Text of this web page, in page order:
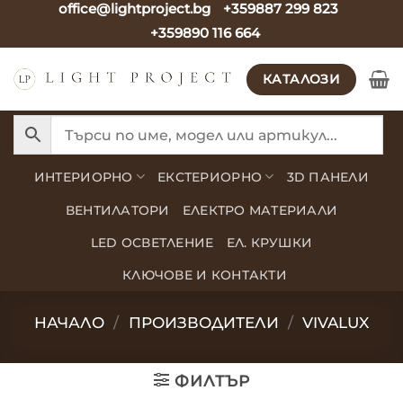
office@lightproject.bg
+359887 299 823
+359890 116 664
КАТАЛОЗИ
ИНТЕРИОРНО ЕКСТЕРИОРНО 3D ПАНЕЛИ
ВЕНТИЛАТОРИ ЕЛЕКТРО МАТЕРИАЛИ
LED ОСВЕТЛЕНИЕ ЕЛ. КРУШКИ
КЛЮЧОВЕ И КОНТАКТИ
НАЧАЛО / ПРОИЗВОДИТЕЛИ / VIVALUX
ФИЛТЪР